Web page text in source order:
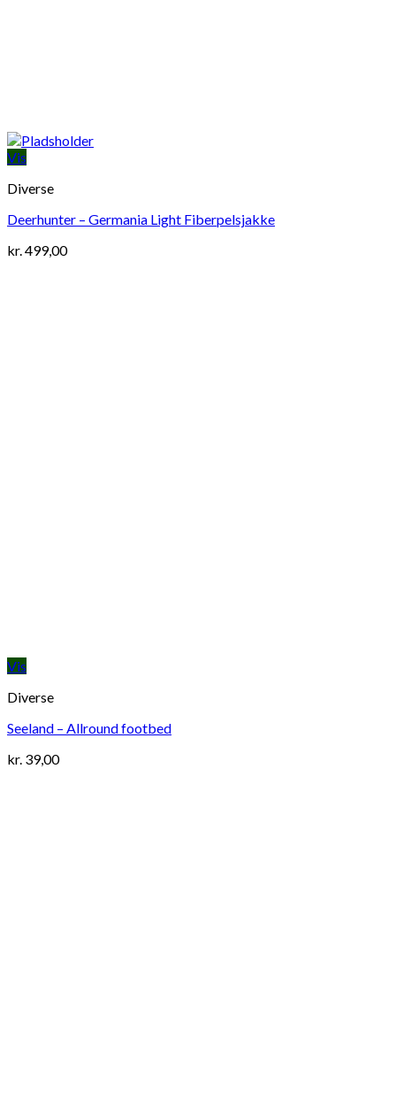
Vis
Diverse
Deerhunter – Germania Light Fiberpelsjakke
kr.499,00
Vis
Diverse
Seeland – Allround footbed
kr. 39,00